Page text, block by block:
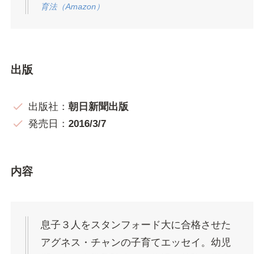
育法（Amazon）
出版
出版社： 朝日新聞出版
発売日： 2016/3/7
内容
息子３人をスタンフォード大に合格させた
アグネス・チャンの子育てエッセイ。幼児